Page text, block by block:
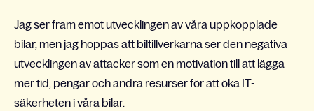
Jag ser fram emot utvecklingen av våra uppkopplade
bilar, men jag hoppas att biltillverkarna ser den negativa
utvecklingen av attacker som en motivation till att lägga
mer tid, pengar och andra resurser för att öka IT-
säkerheten i våra bilar.